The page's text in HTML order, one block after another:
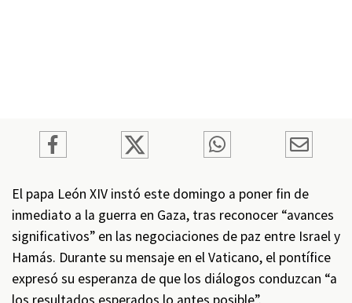
El papa León XIV instó este domingo a poner fin de
inmediato a la guerra en Gaza, tras reconocer “avances
significativos” en las negociaciones de paz entre Israel y
Hamás. Durante su mensaje en el Vaticano, el pontífice
expresó su esperanza de que los diálogos conduzcan “a